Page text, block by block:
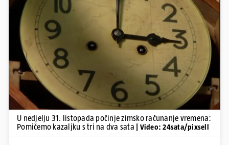
Pokretanje videa...
U nedjelju 31. listopada počinje zimsko računanje vremena:
Pomičemo kazaljku s tri na dva sata
| Video: 24sata/pixsell